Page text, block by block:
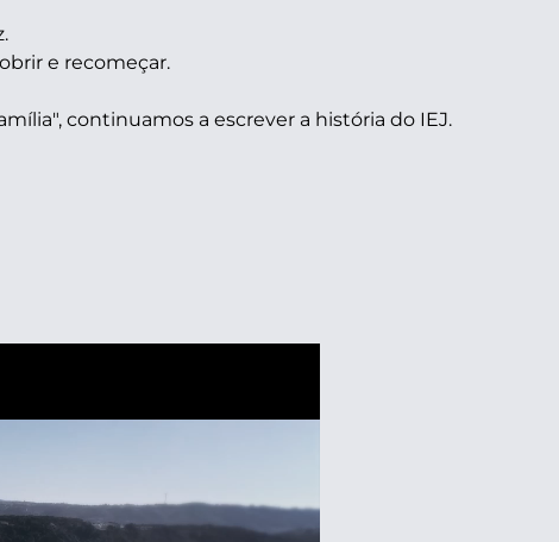
e recomeçar.
continuamos a escrever a história do IEJ.